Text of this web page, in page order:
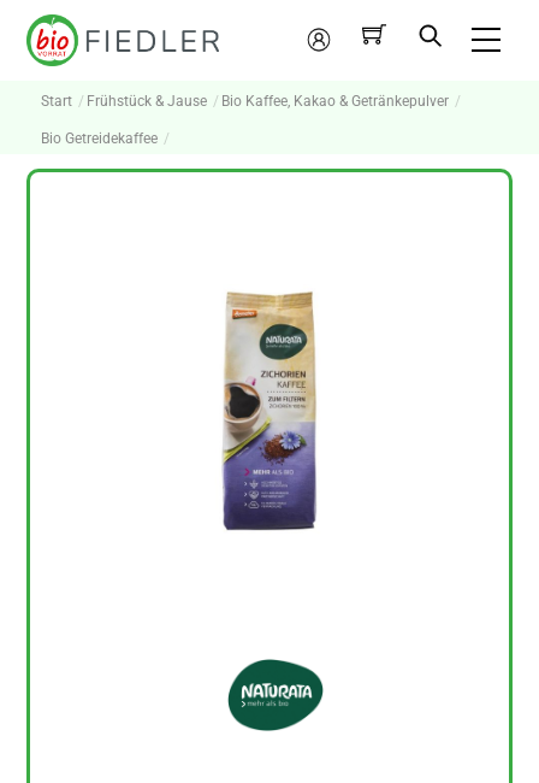
Skip
Mein
Konto
Start Frühstück & Jause Bio Kaffee, Kakao & Getränkepulver
Bio Getreidekaffee